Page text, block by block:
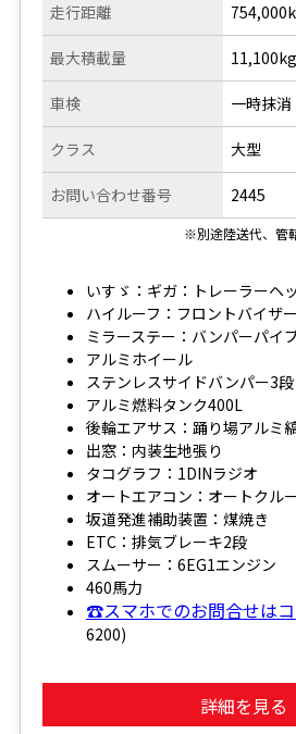
走行距離
最大積載量
車検
クラス
お問い合わせ番号
11,100kg
一時抹消
大型
2445
※別途陸送代、管
いすゞ：ギガ：トレーラーヘ
ハイルーフ：フロントバイザー
ミラーステー：バンパーパイ
アルミホイール
ステンレスサイドバンパー3段
アルミ燃料タンク400L
後輪エアサス：踊り場アルミ
出窓：内装生地張り
タコグラフ：1DINラジオ
オートエアコン：オートクル
坂道発進補助装置：煤焼き
ETC：排気ブレーキ2段
スムーサー：6EG1エンジン
460馬力
☎スマホでのお問合せは
6200)
詳細を見る